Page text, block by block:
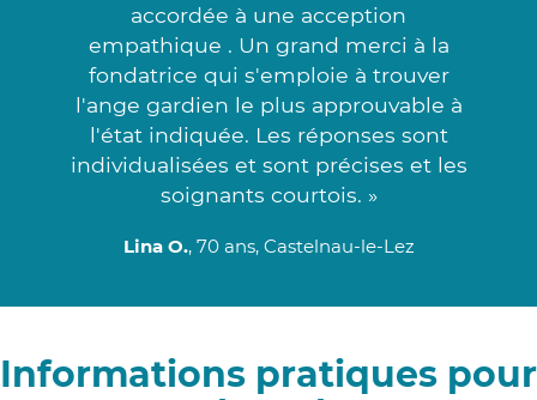
accordée à une acception
empathique . Un grand merci à la
fondatrice qui s'emploie à trouver
l'ange gardien le plus approuvable à
l'état indiquée. Les réponses sont
individualisées et sont précises et les
soignants courtois. »
Lina O., 70 ans, Castelnau-le-Lez
Informations pratiques pour